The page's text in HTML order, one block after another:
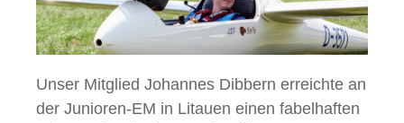
Unser Mitglied Johannes Dibbern erreichte an
der Junioren-EM in Litauen einen fabelhaften